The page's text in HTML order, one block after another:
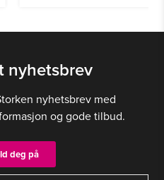
nyhetsbrev
nyhetsbrev med
og gode tilbud.
deg på